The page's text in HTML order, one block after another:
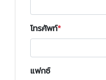
โทรศัพท์
แฟกซ์